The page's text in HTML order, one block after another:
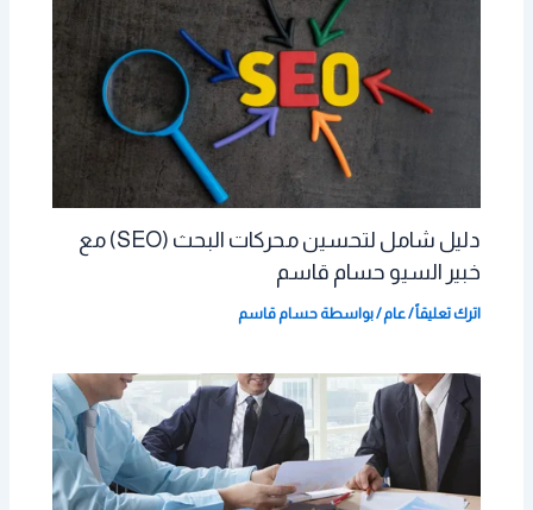
دليل شامل لتحسين محركات البحث (SEO) مع
خبير السيو حسام قاسم
اترك تعليقاً/عام/ بواسطة حسام قاسم